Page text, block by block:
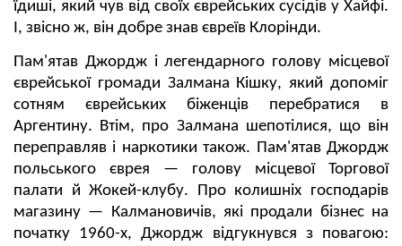
їдиші, який чув від своїх єврейських сусідів у Хайфі.
І, звісно ж, він добре знав євреїв Клорінди.
Пам'ятав Джордж і легендарного голову місцевої
єврейської громади Залмана Кішку, який допоміг
сотням єврейських біженців перебратися в
Аргентину. Втім, про Залмана шепотілися, що він
переправляв і наркотики також. Пам'ятав Джордж
польського єврея — голову місцевої Торгової
палати й Жокей-клубу. Про колишніх господарів
магазину — Калмановичів, які продали бізнес на
початку 1960-х, Джордж відгукнувся з повагою: